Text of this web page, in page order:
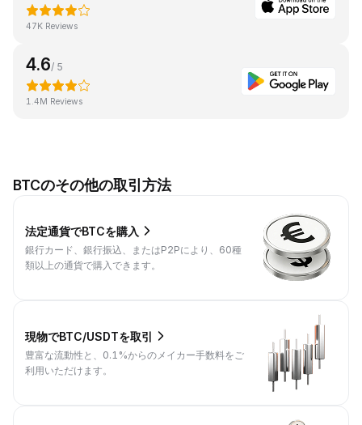
47K Reviews
4.6/ 5
1.4M Reviews
BTCのその他の取引方法
法定通貨でBTCを購入
銀行カード、銀行振込、またはP2Pにより、60種
類以上の通貨で購入できます。
現物でBTC/USDTを取引
豊富な流動性と、0.1%からのメイカー手数料をご
利用いただけます。